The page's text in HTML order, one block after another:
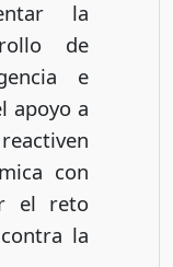
la
de
e
apoyo a
con
el reto
la